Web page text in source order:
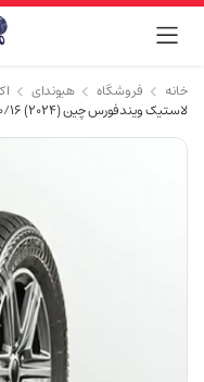
خانه فروشگاه هیوندای
لاستیک ویندفورس چین (2024) 195/50/16 مدل HP – یک حلقه